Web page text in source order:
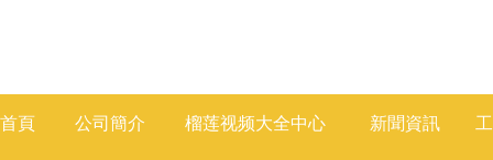
首頁 公司簡介 榴莲视频大全中心 新聞資訊